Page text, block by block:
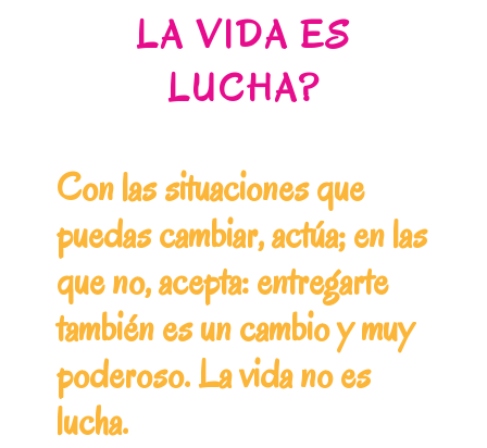
LA VIDA ES
LUCHA?
Con las situaciones que
puedas cambiar, actúa; en las
que no, acepta: entregarte
también es un cambio y muy
poderoso. La vida no es
lucha.